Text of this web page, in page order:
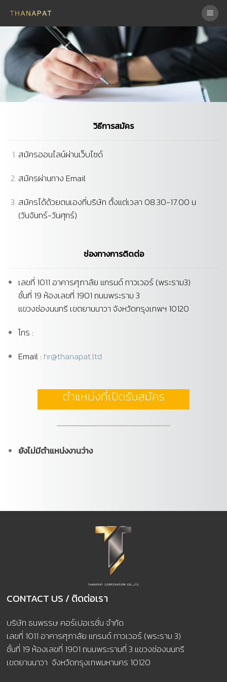
content
วิธีการสมัคร
สมัครออนไลน์ผ่านเว็บไซด์
สมัครผ่านทาง Email
สมัครได้ด้วยตนเองที่บริษัท ตั้งแต่เวลา 08.30-17.00 น
(วันจันทร์-วันศุกร์)
ช่องทางการติดต่อ
เลขที่ 1011 อาคารศุภาลัย แกรนด์ ทาวเวอร์ (พระราม3)
ชั้นที่ 19 ห้องเลขที่ 1901 ถนนพระราม 3
แขวงช่องนนทรี เขตยานนาวา จังหวัดกรุงเทพฯ 10120
โทร :
Email : hr@thanapat.ltd
ตำแหน่งที่เปิดรับสมัคร
ยังไม่มีตำแหน่งงานว่าง
CONTACT US / ติดต่อเรา
บริษัท ธนพรรษ คอร์เปอเรชั่น จำกัด
เลขที่ 1011 อาคารศุภาลัย แกรนด์ ทาวเวอร์ (พระราม 3)
ชั้นที่ 19 ห้องเลขที่ 1901 ถนนพระรามที่ 3 แขวงช่องนนทรี
เขตยานนาวา จังหวัดกรุงเทพมหานคร 10120